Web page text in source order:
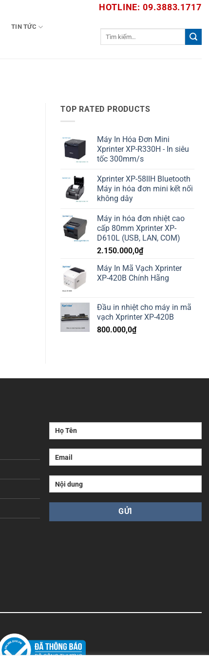
HOTLINE: 09.3883.1717
TIN TỨC
TOP RATED PRODUCTS
Máy In Hóa Đơn Mini
Xprinter XP-R330H - In siêu
tốc 300mm/s
Xprinter XP-58IIH Bluetooth
Máy in hóa đơn mini kết nối
không dây
Máy in hóa đơn nhiệt cao
cấp 80mm Xprinter XP-
D610L (USB, LAN, COM)
2.150.000,0₫
Máy In Mã Vạch Xprinter
XP-420B Chính Hãng
Đầu in nhiệt cho máy in mã
vạch Xprinter XP-420B
800.000,0₫